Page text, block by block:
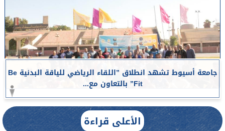
جامعة أسيوط تشهد انطلاق ”اللقاء الرياضي للياقة البدنية Be
Fit” بالتعاون مع...
الأعلى قراءة